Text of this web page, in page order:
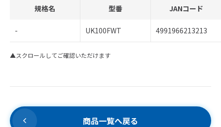
規格名 型番 JANコード
- UK100FWT 4991966213213
▲スクロールしてご確認いただけます
商品一覧へ戻る